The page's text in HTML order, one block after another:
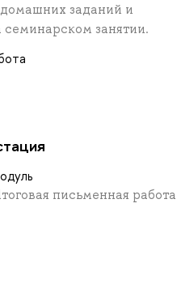
заданий и
семинарском занятии.
письменная работа